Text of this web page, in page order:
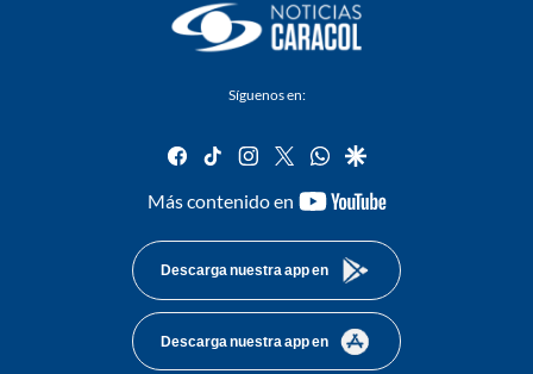
Síguenos en:
facebook
tiktok instagram
twitterwhatsapp
google
Más contenido en
youtube-
Descarga nuestra app en
Descarga nuestra app en